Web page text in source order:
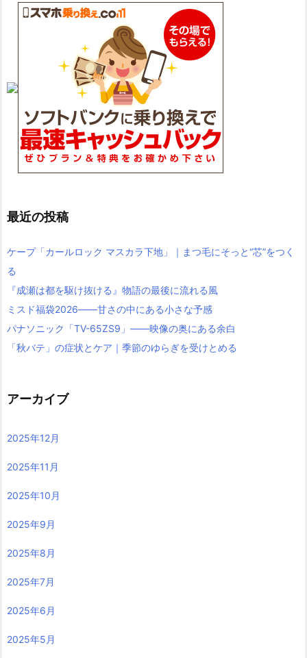
最近の投稿
ケープ「カールロック マスカラ下地」｜まつ毛にそっと“芯”をつく
る
『成瀬は都を駆け抜ける』物語の最後に流れる風
ミスド福袋2026――甘さの中にある小さな予感
パナソニック「TV-65ZS9」――映像の奥にある余白
「秋バテ」の症状とケア｜季節のゆらぎを受けとめる
アーカイブ
2025年12月
2025年11月
2025年10月
2025年9月
2025年8月
2025年7月
2025年6月
2025年5月